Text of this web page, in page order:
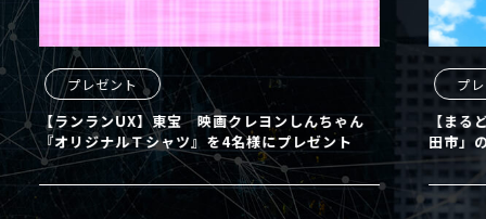
プレゼント
【ランランUX】東宝 映画クレヨンしんちゃん
『オリジナルＴシャツ』を4名様にプレゼント
プ
【まる
田市」